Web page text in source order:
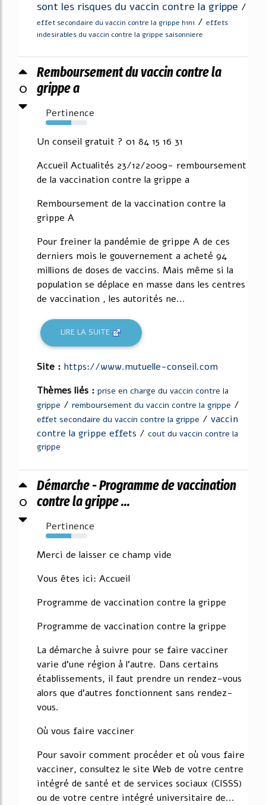
sont les risques du vaccin contre la grippe /
effet secondaire du vaccin contre la grippe h1n1 / effets
indesirables du vaccin contre la grippe saisonniere
0
Remboursement du vaccin contre la
grippe a
Pertinence
61%
Un conseil gratuit ? 01 84 15 16 31
Accueil Actualités 23/12/2009- remboursement
de la vaccination contre la grippe a
Remboursement de la vaccination contre la
grippe A
Pour freiner la pandémie de grippe A de ces
derniers mois le gouvernement a acheté 94
millions de doses de vaccins. Mais même si la
population se déplace en masse dans les centres
de vaccination , les autorités ne...
LIRE LA SUITE
Site : https://www.mutuelle-conseil.com
Thèmes liés : prise en charge du vaccin contre la
grippe / remboursement du vaccin contre la grippe /
effet secondaire du vaccin contre la grippe / vaccin
contre la grippe effets / cout du vaccin contre la
grippe
0
Démarche - Programme de vaccination
contre la grippe ...
Pertinence
61%
Merci de laisser ce champ vide
Vous êtes ici: Accueil
Programme de vaccination contre la grippe
Programme de vaccination contre la grippe
La démarche à suivre pour se faire vacciner
varie d'une région à l'autre. Dans certains
établissements, il faut prendre un rendez-vous
alors que d'autres fonctionnent sans rendez-
vous.
Où vous faire vacciner
Pour savoir comment procéder et où vous faire
vacciner, consultez le site Web de votre centre
intégré de santé et de services sociaux (CISSS)
ou de votre centre intégré universitaire de...